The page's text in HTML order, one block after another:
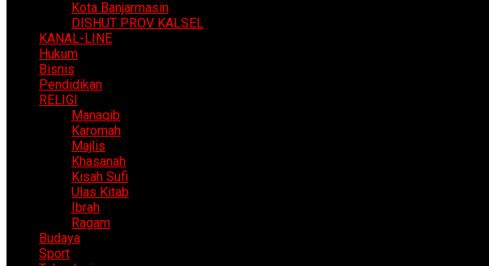
Kota Banjarmasin
DISHUT PROV KALSEL
KANAL-LINE
Hukum
Bisnis
Pendidikan
RELIGI
Manaqib
Karomah
Majlis
Khasanah
Kisah Sufi
Ulas Kitab
Ibrah
Ragam
Budaya
Sport